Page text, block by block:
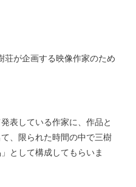
荘が企画する映像作家のため
表している作家に、作品と
、限られた時間の中で三樹
として構成してもらいま